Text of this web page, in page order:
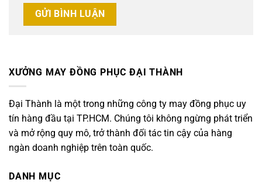
XƯỞNG MAY ĐỒNG PHỤC ĐẠI THÀNH
Đại Thành là một trong những công ty may đồng phục uy
tín hàng đầu tại TP.HCM. Chúng tôi không ngừng phát triển
và mở rộng quy mô, trở thành đối tác tin cậy của hàng
ngàn doanh nghiệp trên toàn quốc.
DANH MỤC